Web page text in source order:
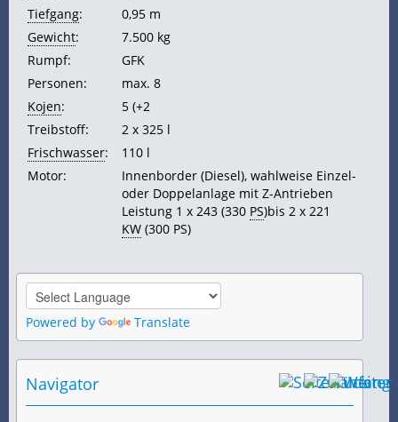
Tiefgang:
0,95 m
Gewicht:
7.500 kg
Rumpf:
GFK
Personen:
max. 8
Kojen:
5 (+2
Treibstoff:
2 x 325 l
Frischwasser:
110 l
Motor:
Innenborder (Diesel), wahlweise Einzel-
oder Doppelanlage mit Z-Antrieben
Leistung 1 x 243 (330 PS)bis 2 x 221
KW (300 PS)
Powered by Translate
Navigator